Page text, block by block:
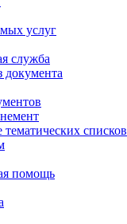
услуг
служба
документа
тематических списков
помощь